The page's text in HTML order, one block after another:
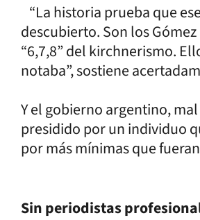
“La historia prueba que
descubierto. Son los
“6,7,8” del kirchnerismo.
notaba”, sostiene
Y el gobierno argentino,
presidido por un individuo
por más mínimas que
Sin periodistas